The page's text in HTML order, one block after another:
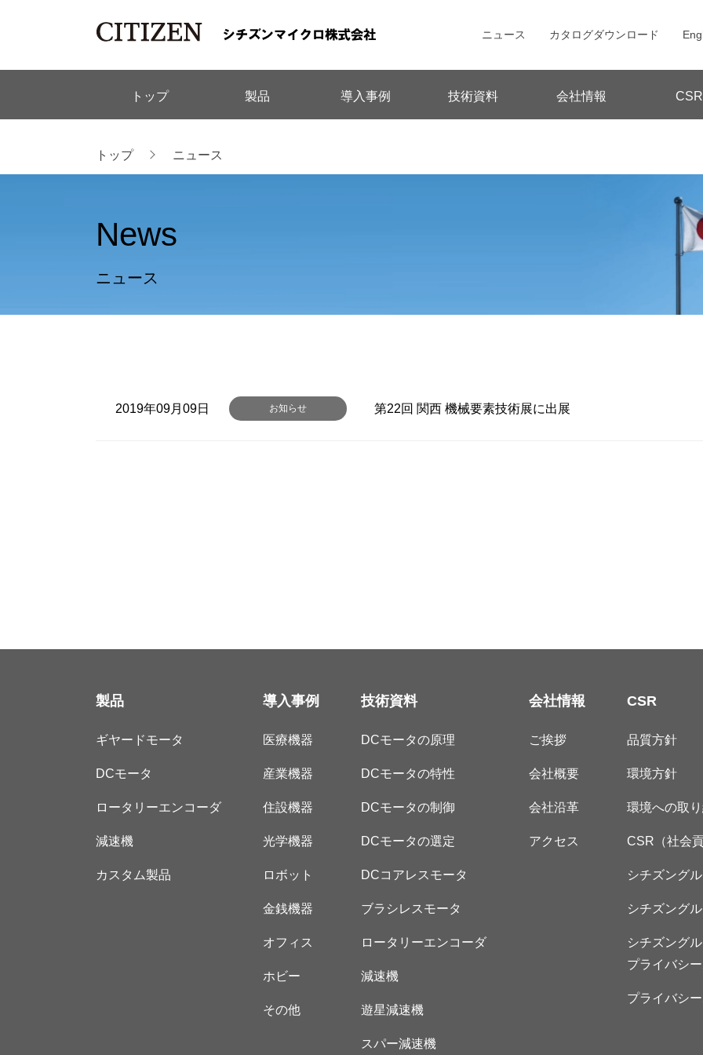
ニュース カタログダウンロード
トップ 製品 導入事例 技術資料 会社情報 CSR
トップ ニュース
News
ニュース
2019年09月09日 お知らせ 第22回 関西 機械要素技術展に出展
製品
ギヤードモータ
DCモータ
ロータリーエンコーダ
減速機
カスタム製品
導入事例
医療機器
産業機器
住設機器
光学機器
ロボット
金銭機器
オフィス
ホビー
その他
技術資料
DCモータの原理
DCモータの特性
DCモータの制御
DCモータの選定
DCコアレスモータ
ブラシレスモータ
ロータリーエンコーダ
減速機
遊星減速機
スパー減速機
会社情報
ご挨拶
会社概要
会社沿革
アクセス
CSR
品質方針
環境方針
環境への取
CSR（社会
シチズング
シチズング
シチズング
プライバシ
プライバシ